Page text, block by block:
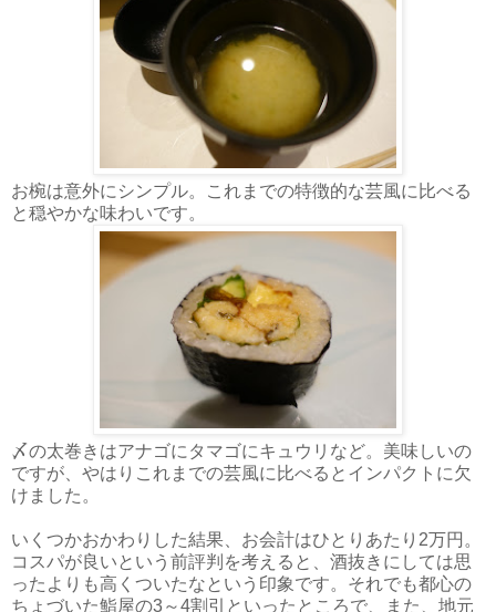
お椀は意外にシンプル。これまでの特徴的な芸風に比べる
と穏やかな味わいです。
〆の太巻きはアナゴにタマゴにキュウリなど。美味しいの
ですが、やはりこれまでの芸風に比べるとインパクトに欠
けました。
いくつかおかわりした結果、お会計はひとりあたり2万円。
コスパが良いという前評判を考えると、酒抜きにしては思
ったよりも高くついたなという印象です。それでも都心の
ちょづいた鮨屋の3～4割引といったところで、また、地元